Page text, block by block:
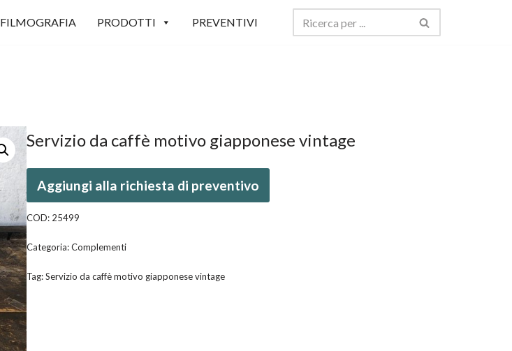
FILMOGRAFIA PRODOTTI PREVENTIVI
Servizio da caffè motivo giapponese vintage
Aggiungi alla richiesta di preventivo
COD: 25499
Categoria:Complementi
Tag:Servizio da caffè motivo giapponese vintage